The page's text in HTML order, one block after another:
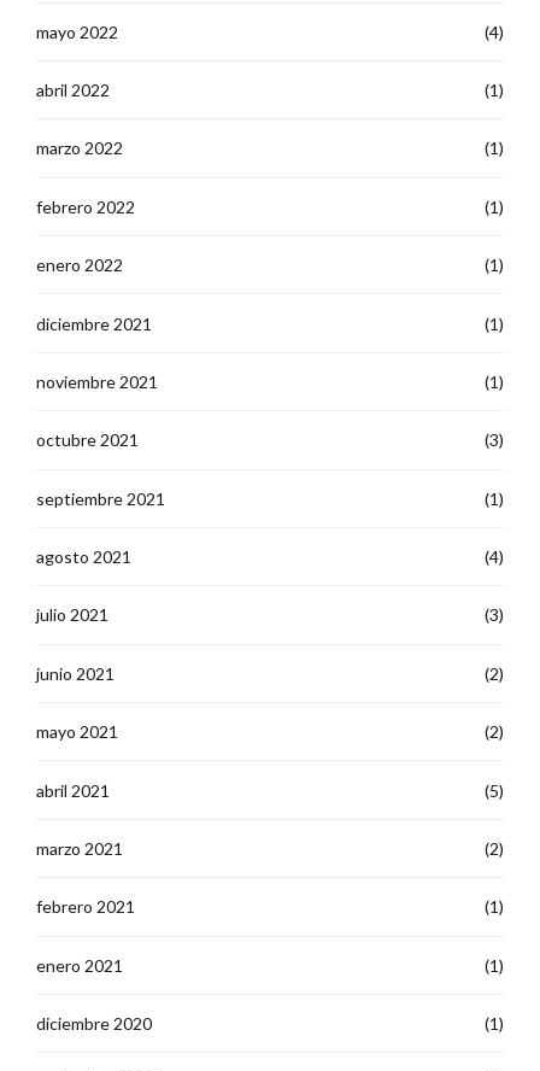
mayo 2022 (4)
abril 2022 (1)
marzo 2022 (1)
febrero 2022 (1)
enero 2022 (1)
diciembre 2021 (1)
noviembre 2021 (1)
octubre 2021 (3)
septiembre 2021 (1)
agosto 2021 (4)
julio 2021 (3)
junio 2021 (2)
mayo 2021 (2)
abril 2021 (5)
marzo 2021 (2)
febrero 2021 (1)
enero 2021 (1)
diciembre 2020 (1)